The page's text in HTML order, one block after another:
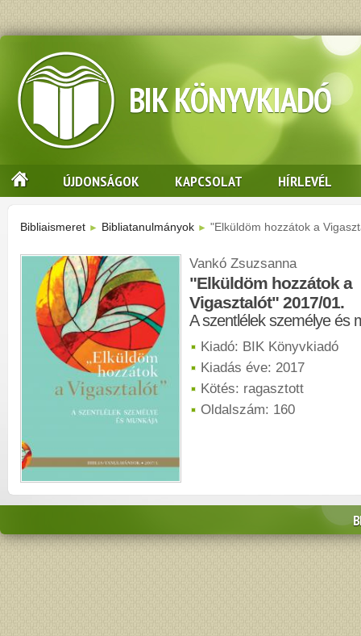
BIK KÖNYVKIADÓ
ÚJDONSÁGOK KAPCSOLAT HÍRLEVÉL
Bibliaismeret ► Bibliatanulmányok ► "Elküldöm hozzátok a
Vankó Zsuzsanna
"Elküldöm hozzátok a
Vigasztalót" 2017/01.
A szentlélek személye és
Kiadó: BIK Könyvkiadó
Kiadás éve: 2017
Kötés: ragasztott
Oldalszám: 160